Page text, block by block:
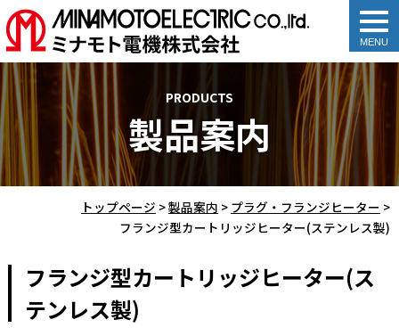
PRODUCTS
製品案内
トップページ >製品案内 > プラグ・フランジヒーター >
フランジ型カートリッジヒーター(ステンレス製)
フランジ型カートリッジヒーター(ス
テンレス製)